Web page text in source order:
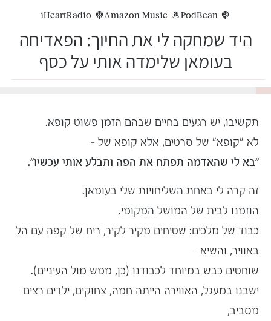
PodBean
Amazon Music
iHeartRadio
היד שמחקה לי את החיוך: הפאדיחה
בעומאן שלימדה אותי על כסף
10%
תקשיבו, יש רגעים בחיים שבהם הזמן פשוט קופא.
לא "קופא" של סרטים, אלא קופא של –
"בא לי שהאדמה תפתח את הפה ותבלע אותי עכשיו".
זה קרה לי באחת השליחויות שלי בעומאן.
הוזמנו לבית של המושל המקומי.
כבוד של מלכים: שטיחים מקיר לקיר, ריח של קפה עם הל
באוויר, והשיא –
שוחטים כבש במיוחד לכבודנו (כן, ממש מול העיניים).
ישבנו במעגל, האווירה הייתה חמה, צחוקים, ילדים רצים
מסביב,